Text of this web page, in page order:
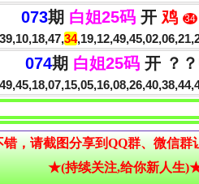
073期 白姐25码开 鸡 34
34
074期 白姐25码开 ？
★(持续关注,给你新人生